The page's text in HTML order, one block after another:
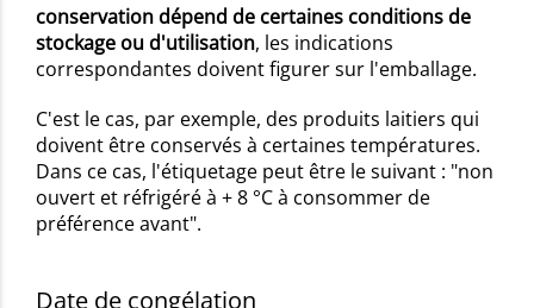
conservation dépend de certaines conditions de
stockage ou d'utilisation, les indications
correspondantes doivent figurer sur l'emballage.
C'est le cas, par exemple, des produits laitiers qui
doivent être conservés à certaines températures.
Dans ce cas, l'étiquetage peut être le suivant : "non
ouvert et réfrigéré à + 8 °C à consommer de
préférence avant".
Date de congélation